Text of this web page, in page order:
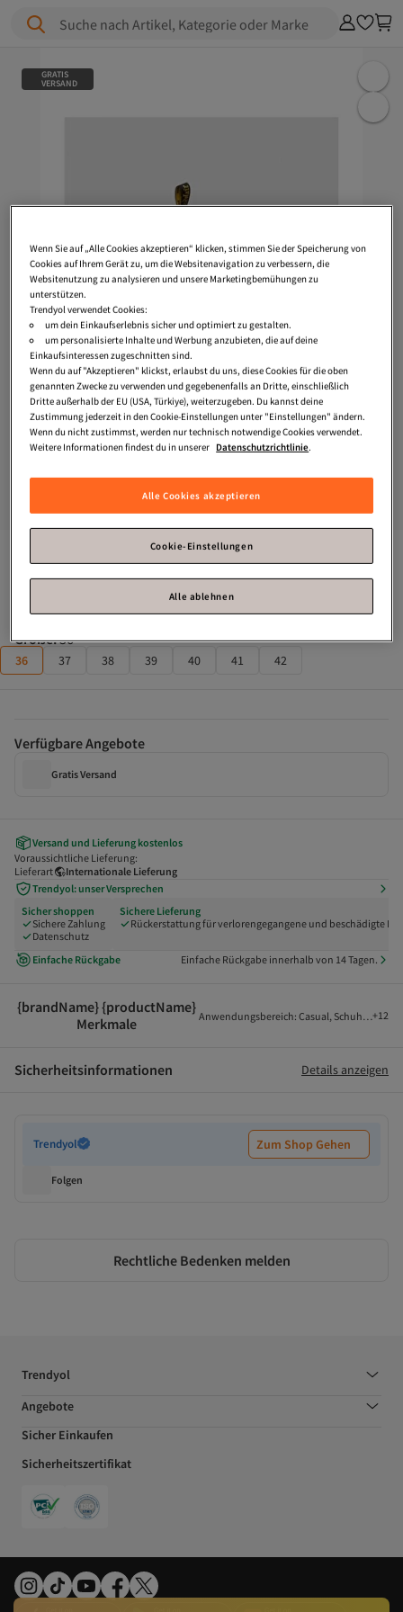
Suche nach Artikel, Kategorie oder Marke
GRATIS
VERSAND
1460 Pascal Black Virginia
Größe:36
36 37 38 39 40 41 42
Verfügbare Angebote
Gratis Versand
Versand und Lieferung kostenlos
Voraussichtliche Lieferung:
Lieferart
Internationale Lieferung
Trendyol: unser Versprechen
Sicher shoppen
Sichere Zahlung
Datenschutz
Sichere Lieferung
Rückerstattung für verlorengegangene und beschädigte
Einfache Rückgabe Einfache Rückgabe innerhalb von 14 Tagen.
{brandName} {productName}
Merkmale
Anwendungsbereich: Casual, +12
Sicherheitsinformationen Details anzeigen
Trendyol Zum Shop Gehen
Folgen
Rechtliche Bedenken melden
Trendyol
Angebote
Sicher Einkaufen
Sicherheitszertifikat
Wenn Sie auf „Alle Cookies akzeptieren“ klicken, stimmen Sie der Speicherung von
Cookies auf Ihrem Gerät zu, um die Websitenavigation zu verbessern, die
Websitenutzung zu analysieren und unsere Marketingbemühungen zu
unterstützen.
Trendyol verwendet Cookies:
um dein Einkaufserlebnis sicher und optimiert zu gestalten.
um personalisierte Inhalte und Werbung anzubieten, die auf deine
Einkaufsinteressen zugeschnitten sind.
Wenn du auf "Akzeptieren" klickst, erlaubst du uns, diese Cookies für die oben
genannten Zwecke zu verwenden und gegebenenfalls an Dritte, einschließlich
Dritte außerhalb der EU (USA, Türkiye), weiterzugeben. Du kannst deine
Zustimmung jederzeit in den Cookie-Einstellungen unter "Einstellungen" ändern.
Wenn du nicht zustimmst, werden nur technisch notwendige Cookies verwendet.
Weitere Informationen findest du in unserer Datenschutzrichtlinie.
Alle Cookies akzeptieren
Cookie-Einstellungen
Alle ablehnen